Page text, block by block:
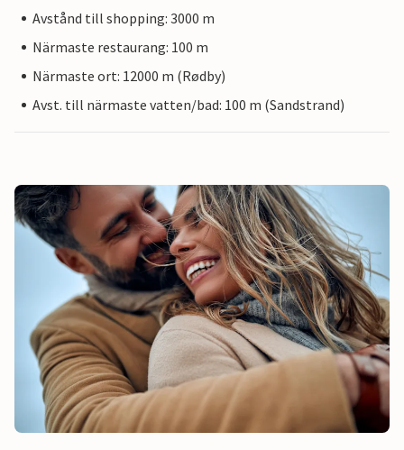
Avstånd till shopping: 3000 m
Närmaste restaurang: 100 m
Närmaste ort: 12000 m (Rødby)
Avst. till närmaste vatten/bad: 100 m (Sandstrand)